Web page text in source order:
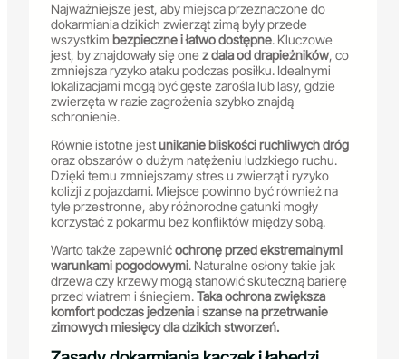
Najważniejsze jest, aby miejsca przeznaczone do
dokarmiania dzikich zwierząt zimą były przede
wszystkim bezpieczne i łatwo dostępne. Kluczowe
jest, by znajdowały się one z dala od drapieżników, co
zmniejsza ryzyko ataku podczas posiłku. Idealnymi
lokalizacjami mogą być gęste zarośla lub lasy, gdzie
zwierzęta w razie zagrożenia szybko znajdą
schronienie.
Równie istotne jestunikanie bliskości ruchliwych dróg
oraz obszarów o dużym natężeniu ludzkiego ruchu.
Dzięki temu zmniejszamy stres u zwierząt i ryzyko
kolizji z pojazdami. Miejsce powinno być również na
tyle przestronne, aby różnorodne gatunki mogły
korzystać z pokarmu bez konfliktów między sobą.
Warto także zapewnićochronę przed ekstremalnymi
warunkami pogodowymi. Naturalne osłony takie jak
drzewa czy krzewy mogą stanowić skuteczną barierę
przed wiatrem i śniegiem.Taka ochrona zwiększa
komfort podczas jedzenia i szanse na przetrwanie
zimowych miesięcy dla dzikich stworzeń.